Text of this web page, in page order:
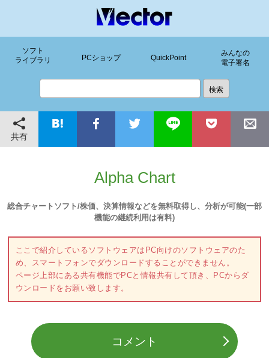
ソフト
ライブラリ
PCショップ QuickPoint
みんなの
電子署名
共有
Alpha Chart
総合チャートソフト/株価、決算情報などを無料取得し、分析が可能(一部
機能の継続利用は有料)
ここで紹介しているソフトウェアはPC向けのソフトウェアのた
め、スマートフォンでダウンロードすることができません。
ページ上部にある共有機能でPCと情報共有して頂き、PCからダ
ウンロードをお願い致します。
コメント